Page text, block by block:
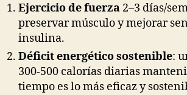
Ejercicio de fuerza 2–3 días/
preservar músculo y mejorar
insulina.
Déficit energético sostenible:
300-500 calorías diarias
tiempo es lo más eficaz y